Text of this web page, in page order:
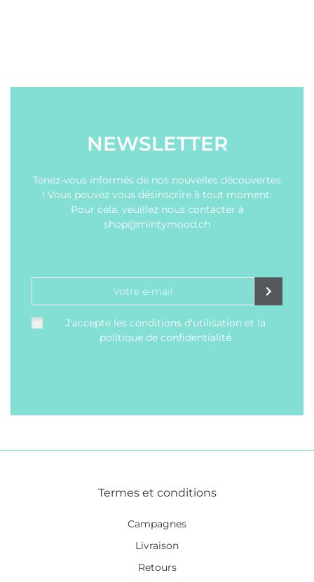
NEWSLETTER
Tenez-vous informés de nos nouvelles découvertes
! Vous pouvez vous désinscrire à tout moment.
Pour cela, veuillez nous contacter à
shop@mintymood.ch
J'accepte les conditions d'utilisation et la
politique de confidentialité
Termes et conditions
Campagnes
Livraison
Retours